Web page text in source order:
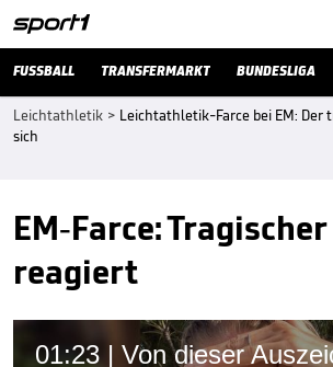
FUSSBALL TRANSFERMARKT BUNDESLIGA
Leichtathletik > Leichtathletik-Farce bei EM: Der
sich
EM-Farce:
reagiert